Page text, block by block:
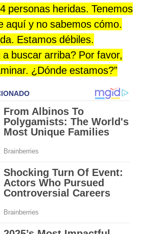
personas heridas. Tenemos
aquí y no sabemos cómo.
Estamos débiles.
buscar arriba? Por favor,
¿Dónde estamos?”